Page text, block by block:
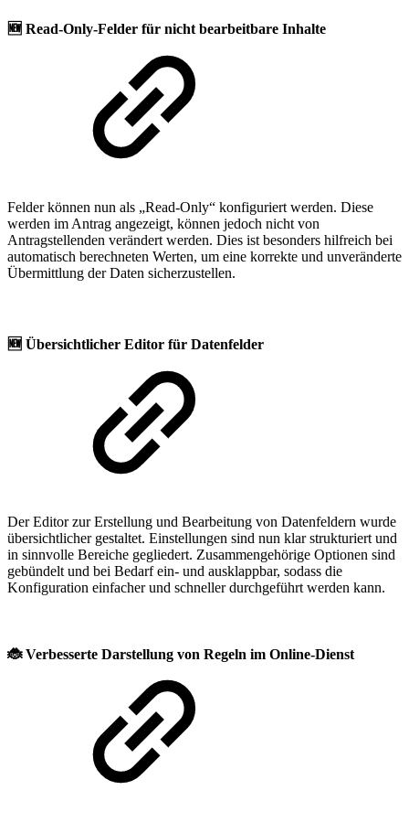
🆕 Read-Only-Felder für nicht bearbeitbare Inhalte
Felder können nun als „Read-Only“ konfiguriert werden. Diese
werden im Antrag angezeigt, können jedoch nicht von
Antragstellenden verändert werden. Dies ist besonders hilfreich bei
automatisch berechneten Werten, um eine korrekte und unveränderte
Übermittlung der Daten sicherzustellen.
🆕 Übersichtlicher Editor für Datenfelder
Der Editor zur Erstellung und Bearbeitung von Datenfeldern wurde
übersichtlicher gestaltet. Einstellungen sind nun klar strukturiert und
in sinnvolle Bereiche gegliedert. Zusammengehörige Optionen sind
gebündelt und bei Bedarf ein- und ausklappbar, sodass die
Konfiguration einfacher und schneller durchgeführt werden kann.
🐞Verbesserte Darstellung von Regeln im Online-Dienst